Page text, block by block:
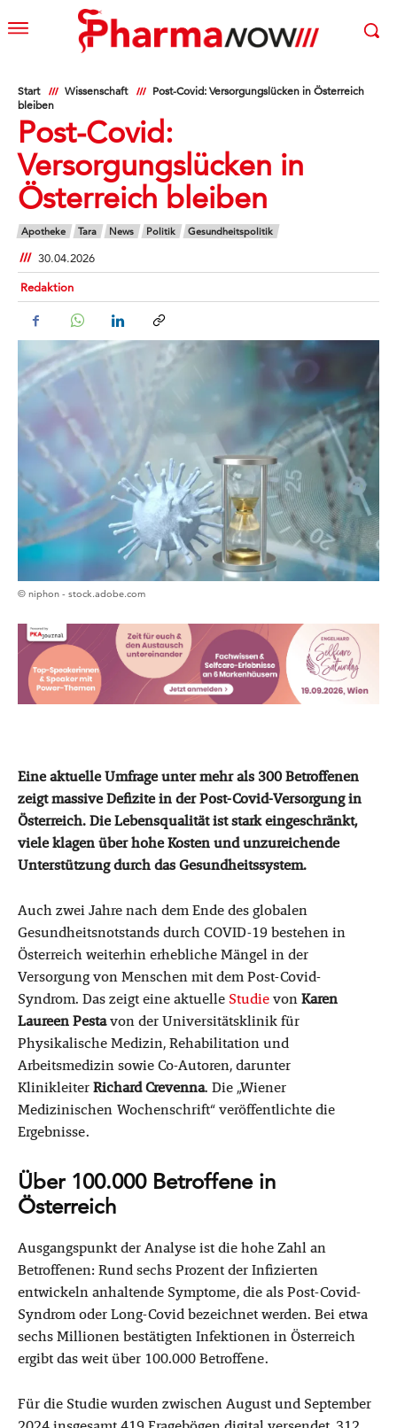
Start Wissenschaft
Post-Covid: Versorgungslücken in Österreich
bleiben
Post-Covid:
Versorgungslücken in
Österreich bleiben
Apotheke Tara News Politik Gesundheitspolitik
30.04.2026
Redaktion
© niphon - stock.adobe.com
Eine aktuelle Umfrage unter mehr als 300 Betroffenen
zeigt massive Defizite in der Post-Covid-Versorgung in
Österreich. Die Lebensqualität ist stark eingeschränkt,
viele klagen über hohe Kosten und unzureichende
Unterstützung durch das Gesundheitssystem.
Auch zwei Jahre nach dem Ende des globalen
Gesundheitsnotstands durch COVID-19 bestehen in
Österreich weiterhin erhebliche Mängel in der
Versorgung von Menschen mit dem Post-Covid-
Syndrom. Das zeigt eine aktuelle StudievonKaren
Laureen Pestavon der Universitätsklinik für
Physikalische Medizin, Rehabilitation und
Arbeitsmedizin sowie Co-Autoren, darunter
KlinikleiterRichard Crevenna. Die „Wiener
Medizinischen Wochenschrift“ veröffentlichte die
Ergebnisse.
Über 100.000 Betroffene in
Österreich
Ausgangspunkt der Analyse ist die hohe Zahl an
Betroffenen: Rund sechs Prozent der Infizierten
entwickeln anhaltende Symptome, die als Post-Covid-
Syndrom oder Long-Covid bezeichnet werden. Bei etwa
sechs Millionen bestätigten Infektionen in Österreich
ergibt das weit über 100.000 Betroffene.
Für die Studie wurden zwischen August und September